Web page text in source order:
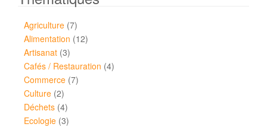
Agriculture (7)
Alimentation (12)
Artisanat (3)
Cafés / Restauration (4)
Commerce (7)
Culture (2)
Déchets (4)
Ecologie (3)